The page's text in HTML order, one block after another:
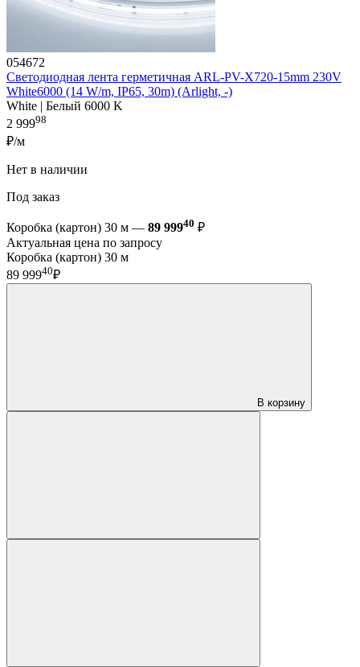
054672
Светодиодная лента герметичная ARL-PV-X720-15mm 230V
White6000 (14 W/m, IP65, 30m) (Arlight, -)
White | Белый 6000 K
2 99998
₽/м
Нет в наличии
Под заказ
Коробка (картон) 30 м — 89 99940 ₽
Актуальная цена по запросу
Коробка (картон) 30 м
89 99940₽
В корзину